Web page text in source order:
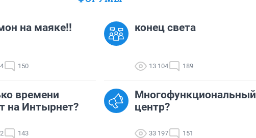
на маяке!!
150
конец света
13 104 189
времени
на Интырнет?
143
Многофункциональный
центр?
33 197 151